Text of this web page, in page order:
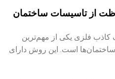
از تاسیسات ساختمان
کاذب فلزی یکی از مهم‌ترین
است. این روش دارای